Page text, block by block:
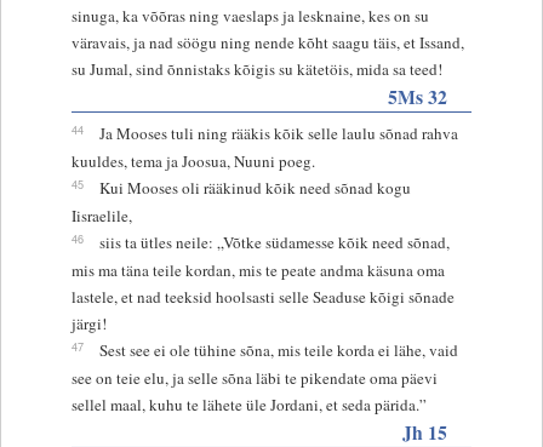
sinuga, ka võõras ning vaeslaps ja lesknaine, kes on su
väravais, ja nad söögu ning nende kõht saagu täis, et Issand,
su Jumal, sind õnnistaks kõigis su kätetöis, mida sa teed!
5Ms 32
44
Ja Mooses tuli ning rääkis kõik selle laulu sõnad rahva
kuuldes, tema ja Joosua, Nuuni poeg.
45
Kui Mooses oli rääkinud kõik need sõnad kogu
Iisraelile,
46
siis ta ütles neile: „Võtke südamesse kõik need sõnad,
mis ma täna teile kordan, mis te peate andma käsuna oma
lastele, et nad teeksid hoolsasti selle Seaduse kõigi sõnade
järgi!
47
Sest see ei ole tühine sõna, mis teile korda ei lähe, vaid
see on teie elu, ja selle sõna läbi te pikendate oma päevi
sellel maal, kuhu te lähete üle Jordani, et seda pärida.”
Jh 15